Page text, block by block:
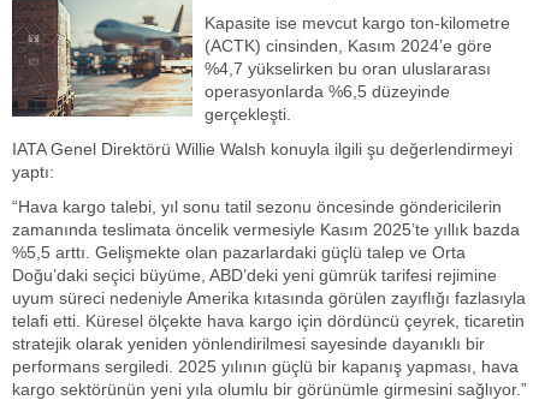
Kapasite ise mevcut kargo ton-kilometre
(ACTK) cinsinden, Kasım 2024’e göre
%4,7 yükselirken bu oran uluslararası
operasyonlarda %6,5 düzeyinde
gerçekleşti.
IATA Genel Direktörü Willie Walsh konuyla ilgili şu değerlendirmeyi
yaptı:
“Hava kargo talebi, yıl sonu tatil sezonu öncesinde göndericilerin
zamanında teslimata öncelik vermesiyle Kasım 2025’te yıllık bazda
%5,5 arttı. Gelişmekte olan pazarlardaki güçlü talep ve Orta
Doğu’daki seçici büyüme, ABD’deki yeni gümrük tarifesi rejimine
uyum süreci nedeniyle Amerika kıtasında görülen zayıflığı fazlasıyla
telafi etti. Küresel ölçekte hava kargo için dördüncü çeyrek, ticaretin
stratejik olarak yeniden yönlendirilmesi sayesinde dayanıklı bir
performans sergiledi. 2025 yılının güçlü bir kapanış yapması, hava
kargo sektörünün yeni yıla olumlu bir görünümle girmesini sağlıyor.”